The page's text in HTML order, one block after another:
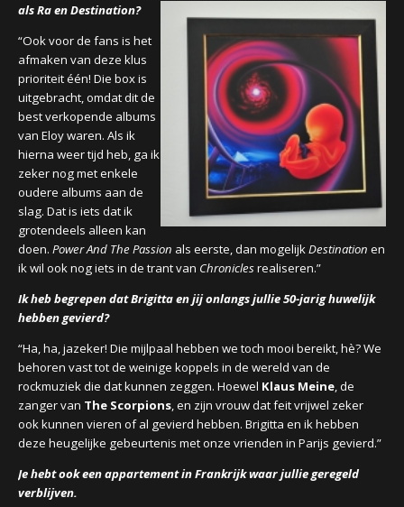
als Ra en Destination?
“Ook voor de fans is het
afmaken van deze klus
prioriteit één! Die box is
uitgebracht, omdat dit de
best verkopende albums
van Eloy waren. Als ik
hierna weer tijd heb, ga ik
zeker nog met enkele
oudere albums aan de
slag. Dat is iets dat ik
grotendeels alleen kan
doen. Power And The Passion als eerste, dan mogelijkDestination en
ik wil ook nog iets in de trant van Chroniclesrealiseren.”
Ik heb begrepen dat Brigitta en jij onlangs jullie 50-jarig huwelijk
hebben gevierd?
“Ha, ha, jazeker! Die mijlpaal hebben we toch mooi bereikt, hè? We
behoren vast tot de weinige koppels in de wereld van de
rockmuziek die dat kunnen zeggen. Hoewel Klaus Meine, de
zanger van The Scorpions, en zijn vrouw dat feit vrijwel zeker
ook kunnen vieren of al gevierd hebben. Brigitta en ik hebben
deze heugelijke gebeurtenis met onze vrienden in Parijs gevierd.”
Je hebt ook een appartement in Frankrijk waar jullie geregeld
verblijven.